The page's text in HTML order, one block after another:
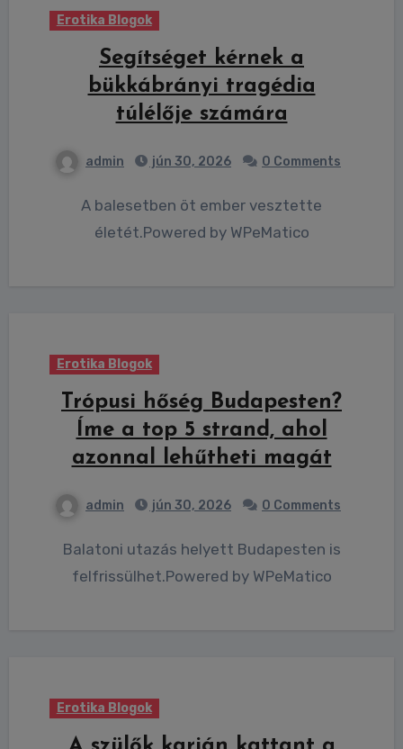
Erotika Blogok
Segítséget kérnek a
bükkábrányi tragédia
túlélője számára
admin jún 30, 2026 0 Comments
A balesetben öt ember vesztette
életét.Powered by WPeMatico
Erotika Blogok
Trópusi hőség Budapesten?
Íme a top 5 strand, ahol
azonnal lehűtheti magát
admin jún 30, 2026 0 Comments
Balatoni utazás helyett Budapesten is
felfrissülhet.Powered by WPeMatico
Erotika Blogok